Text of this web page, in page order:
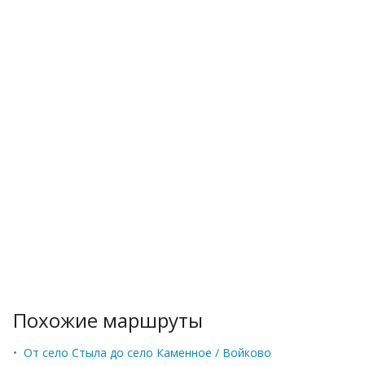
Похожие маршруты
• От село Стыла до село Каменное / Войково